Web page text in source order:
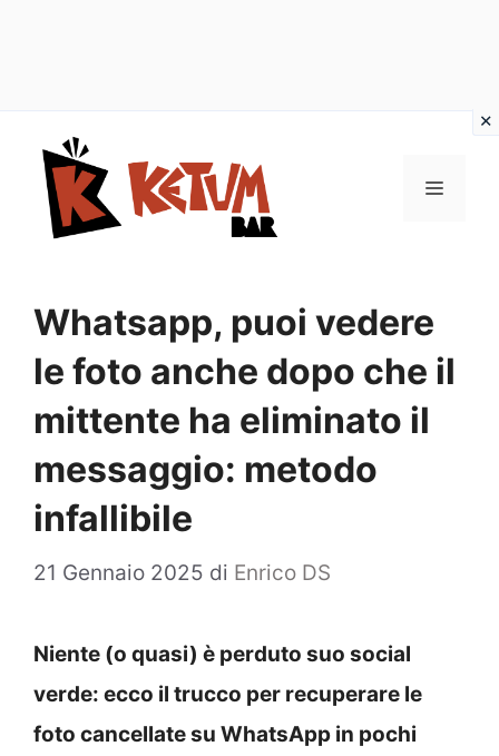
contenuto
Menu
Whatsapp, puoi vedere
le foto anche dopo che il
mittente ha eliminato il
messaggio: metodo
infallibile
21 Gennaio 2025 di Enrico DS
Niente (o quasi) è perduto suo social
verde: ecco il trucco per recuperare le
foto cancellate su WhatsApp in pochi